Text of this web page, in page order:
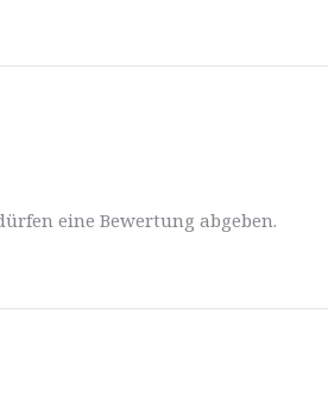
eine Bewertung abgeben.